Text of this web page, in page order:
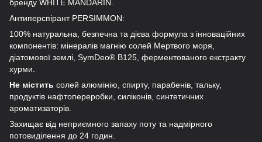
бренду WHITE MANDARIN.
Антиперспірант PERSIMMON:
100% натуральна, безпечна та дієва формула з інноваційних
компонентів: мінералів магнію солей Мертвого моря,
діатомової землі, SymDeo® B125, ферментованого екстракту
хурми.
Не містить солей алюмінію, спирту, парабенів, тальку,
продуктів нафтопереробки, силіконів, синтетичних
ароматизаторів.
Захищає від неприємного запаху поту та надмірного
потовиділення до 24 годин.